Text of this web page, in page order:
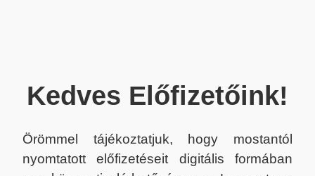
Kedves Előfizetőink!
Örömmel tájékoztatjuk, hogy mostantól
nyomtatott előfizetéseit digitális formában